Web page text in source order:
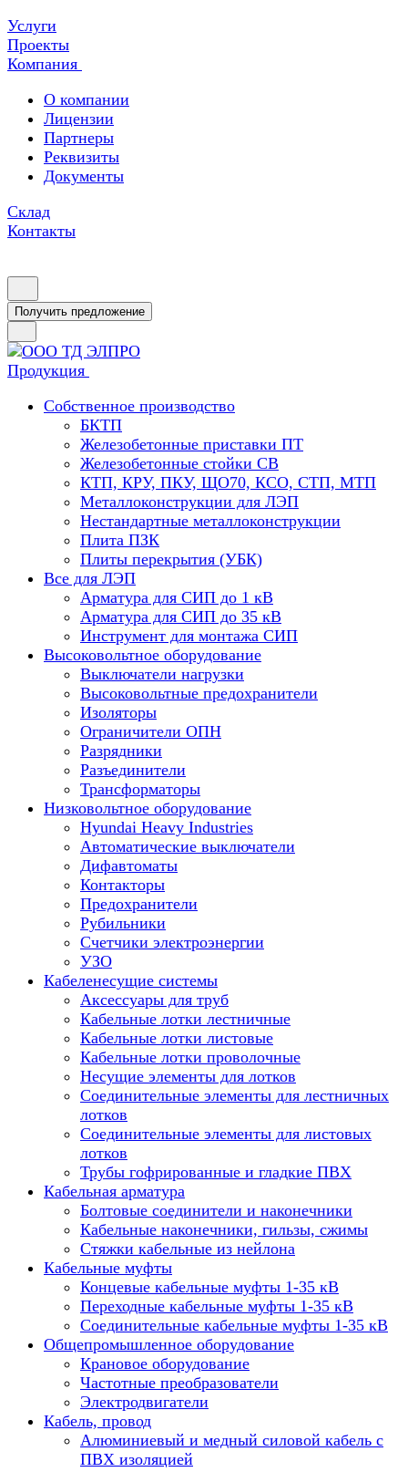
Услуги
Проекты
Компания
О компании
Лицензии
Партнеры
Реквизиты
Документы
Склад
Контакты
Получить предложение
Продукция
Собственное производство
БКТП
Железобетонные приставки ПТ
Железобетонные стойки СВ
КТП, КРУ, ПКУ, ЩО70, КСО, СТП, МТП
Металлоконструкции для ЛЭП
Нестандартные металлоконструкции
Плита ПЗК
Плиты перекрытия (УБК)
Все для ЛЭП
Арматура для СИП до 1 кВ
Арматура для СИП до 35 кВ
Инструмент для монтажа СИП
Высоковольтное оборудование
Выключатели нагрузки
Высоковольтные предохранители
Изоляторы
Ограничители ОПН
Разрядники
Разъединители
Трансформаторы
Низковольтное оборудование
Hyundai Heavy Industries
Автоматические выключатели
Дифавтоматы
Контакторы
Предохранители
Рубильники
Счетчики электроэнергии
УЗО
Кабеленесущие системы
Аксессуары для труб
Кабельные лотки лестничные
Кабельные лотки листовые
Кабельные лотки проволочные
Несущие элементы для лотков
Соединительные элементы для лестничных
лотков
Соединительные элементы для листовых
лотков
Трубы гофрированные и гладкие ПВХ
Кабельная арматура
Болтовые соединители и наконечники
Кабельные наконечники, гильзы, сжимы
Стяжки кабельные из нейлона
Кабельные муфты
Концевые кабельные муфты 1-35 кВ
Переходные кабельные муфты 1-35 кВ
Соединительные кабельные муфты 1-35 кВ
Общепромышленное оборудование
Крановое оборудование
Частотные преобразователи
Электродвигатели
Кабель, провод
Алюминиевый и медный силовой кабель с
ПВХ изоляцией